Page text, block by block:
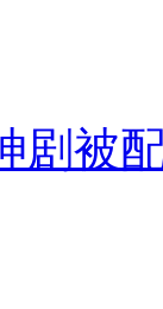
剧被